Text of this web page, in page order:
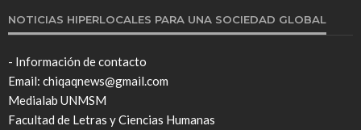
NOTICIAS HIPERLOCALES PARA UNA SOCIEDAD GLOBAL
- Información de contacto
Email: chiqaqnews@gmail.com
Medialab UNMSM
Facultad de Letras y Ciencias Humanas